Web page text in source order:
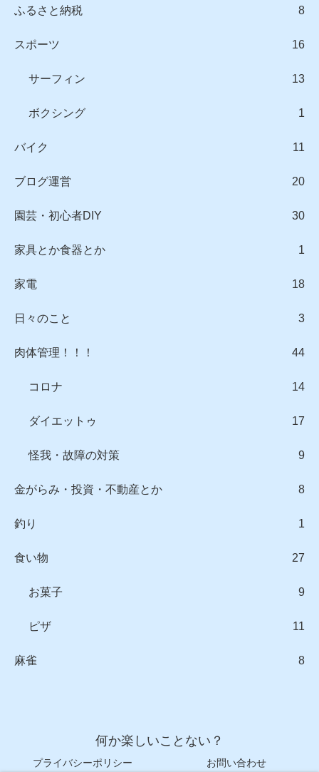
ふるさと納税 8
スポーツ 16
サーフィン 13
ボクシング 1
バイク 11
ブログ運営 20
園芸・初心者DIY 30
家具とか食器とか 1
家電 18
日々のこと 3
肉体管理！！！ 44
コロナ 14
ダイエットゥ 17
怪我・故障の対策 9
金がらみ・投資・不動産とか 8
釣り 1
食い物 27
お菓子 9
ピザ 11
麻雀 8
何か楽しいことない？
プライバシーポリシー お問い合わせ